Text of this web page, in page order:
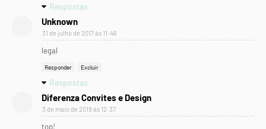
Respostas
Unknown
31 de julho de 2017 às 11:46
legal
Responder Excluir
Respostas
Diferenza Convites e Design
3 de maio de 2019 às 12:37
top!